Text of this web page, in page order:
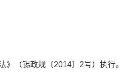
》（锡政规〔2014〕2号）执行。